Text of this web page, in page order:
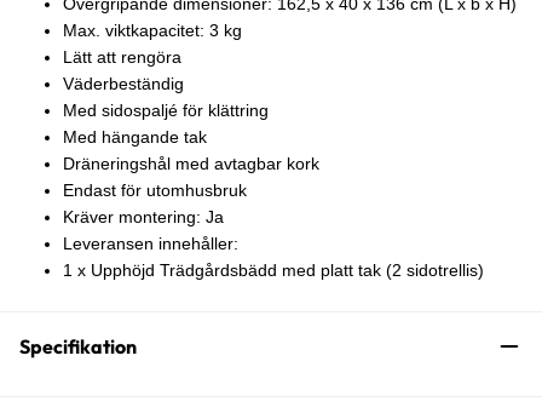
Max. viktkapacitet: 3 kg
Lätt att rengöra
Väderbeständig
Med sidospaljé för klättring
Med hängande tak
Dräneringshål med avtagbar kork
Endast för utomhusbruk
Kräver montering: Ja
Leveransen innehåller:
1 x Upphöjd Trädgårdsbädd med platt tak (2 sidotrellis)
Specifikation